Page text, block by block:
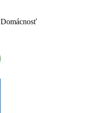
Domácnosť